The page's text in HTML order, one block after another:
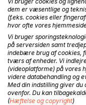
Føj til ønskeliste
Anmeld titel
BESKRIVELSE
dem er væsentlige og
(f.eks. cookies eller
hvor ofte vores
Vi bruger
på serversiden samt
indebære brug af cookies,
tværs af enheder. Vi
(videoplatforme) på vores
videre databehandling og
Med din indstilling giver
ovenfor. Du kan
(Hæftelse og copyright)